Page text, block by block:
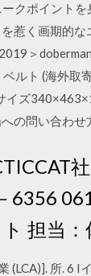
クポイント
惹く画期的
＞
ルト (海外取
イズ
の問い合わせ
6356
担当：
(LCA)]. 所. 6